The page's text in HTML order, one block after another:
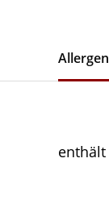
enthält